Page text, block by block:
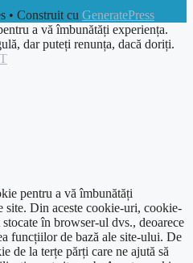
• Construit cu GeneratePress
a vă îmbunătăți experiența.
dar puteți renunța, dacă doriți.
pentru a vă îmbunătăți
site. Din aceste cookie-uri, cookie-
în browser-ul dvs., deoarece
funcțiilor de bază ale site-ului. De
de la terțe părți care ne ajută să